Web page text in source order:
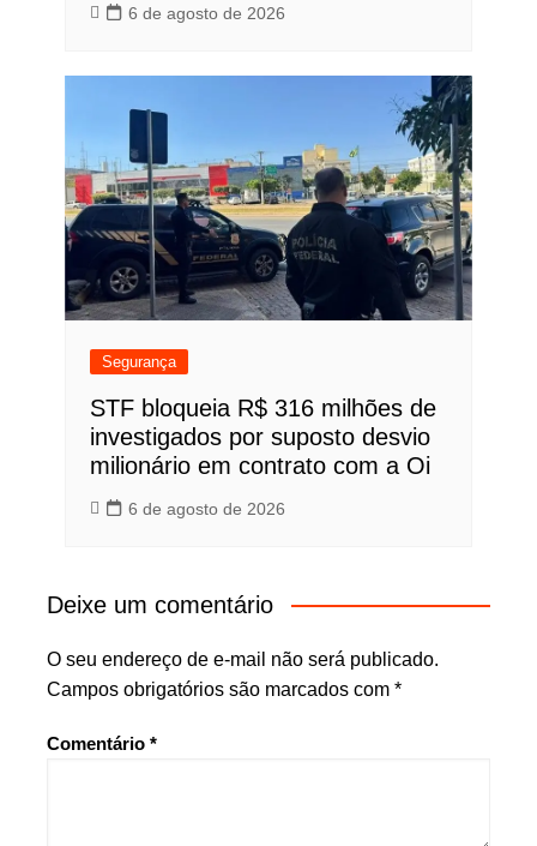
6 de agosto de 2026
Segurança
STF bloqueia R$ 316 milhões de
investigados por suposto desvio
milionário em contrato com a Oi
6 de agosto de 2026
Deixe um comentário
O seu endereço de e-mail não será publicado.
Campos obrigatórios são marcados com *
Comentário *